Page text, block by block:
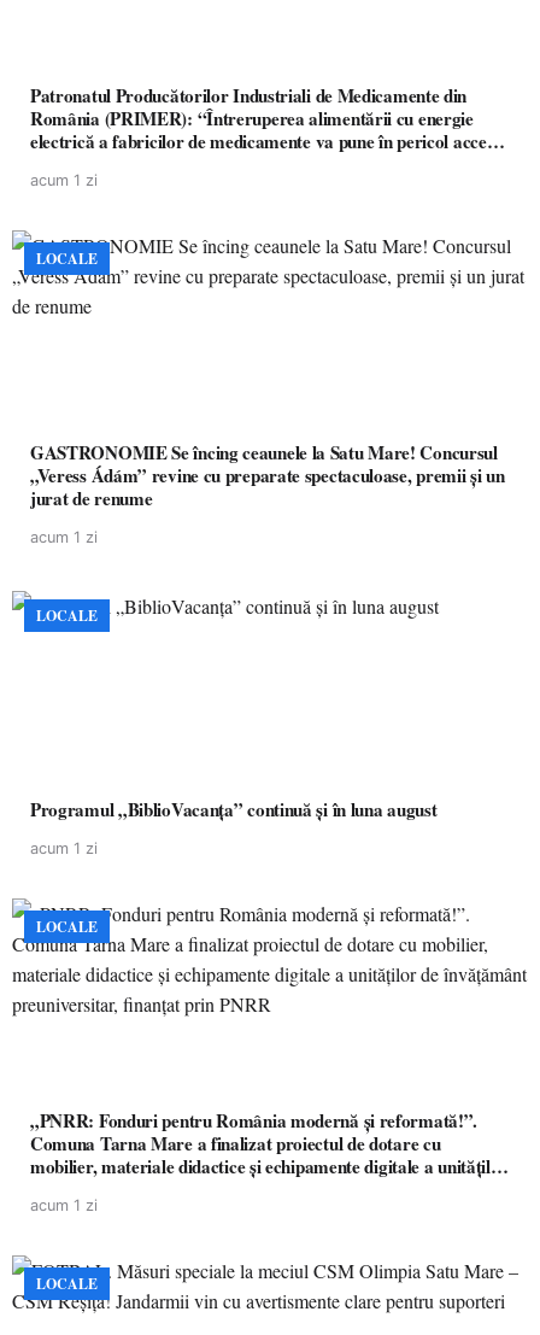
Patronatul Producătorilor Industriali de Medicamente din
România (PRIMER): “Întreruperea alimentării cu energie
electrică a fabricilor de medicamente va pune în pericol accesul
acum 1 zi
LOCALE
GASTRONOMIE Se încing ceaunele la Satu Mare! Concursul
„Veress Ádám” revine cu preparate spectaculoase, premii și un
jurat de renume
acum 1 zi
LOCALE
Programul „BiblioVacanța” continuă și în luna august
acum 1 zi
LOCALE
„PNRR: Fonduri pentru România modernă și reformată!”.
Comuna Tarna Mare a finalizat proiectul de dotare cu
mobilier, materiale didactice și echipamente digitale a unităților
acum 1 zi
LOCALE